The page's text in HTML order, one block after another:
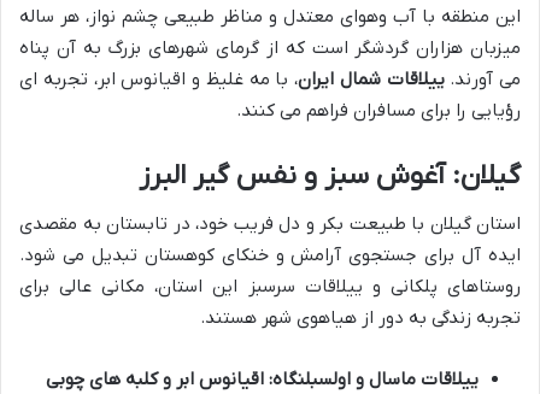
این منطقه با آب وهوای معتدل و مناظر طبیعی چشم نواز، هر ساله
میزبان هزاران گردشگر است که از گرمای شهرهای بزرگ به آن پناه
می آورند.ییلاقات شمال ایران، با مه غلیظ و اقیانوس ابر، تجربه ای
رؤیایی را برای مسافران فراهم می کنند.
گیلان: آغوش سبز و نفس گیر البرز
استان گیلان با طبیعت بکر و دل فریب خود، در تابستان به مقصدی
ایده آل برای جستجوی آرامش و خنکای کوهستان تبدیل می شود.
روستاهای پلکانی و ییلاقات سرسبز این استان، مکانی عالی برای
تجربه زندگی به دور از هیاهوی شهر هستند.
ییلاقات ماسال و اولسبلنگاه: اقیانوس ابر و کلبه های چوبی